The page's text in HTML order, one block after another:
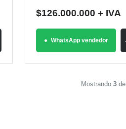
$126.000.000 + IVA
WhatsApp vendedor
Mostrando 3 de